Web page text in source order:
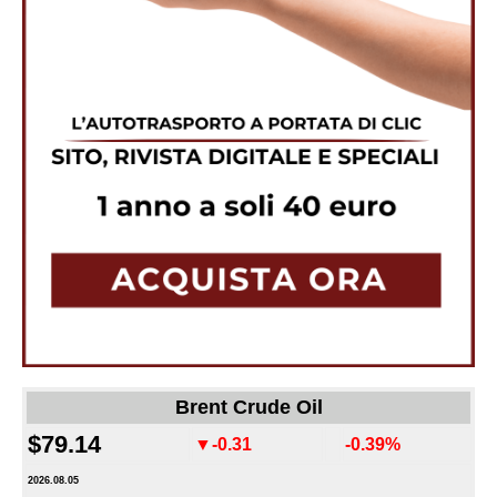
Brent Crude Oil
$79.14 ▼-0.31 -0.39%
2026.08.05